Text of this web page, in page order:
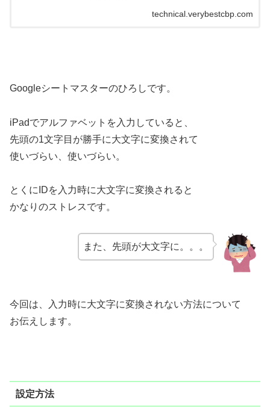
technical.verybestcbp.com
Googleシートマスターのひろしです。
iPadでアルファベットを入力していると、
先頭の1文字目が勝手に大文字に変換されて
使いづらい、使いづらい。
とくにIDを入力時に大文字に変換されると
かなりのストレスです。
また、先頭が大文字に。。。
今回は、入力時に大文字に変換されない方法について
お伝えします。
設定方法